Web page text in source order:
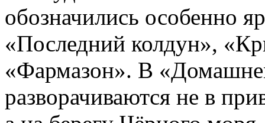
обозначились особенно
«Последний колдун»,
«Фармазон». В
разворачиваются не в